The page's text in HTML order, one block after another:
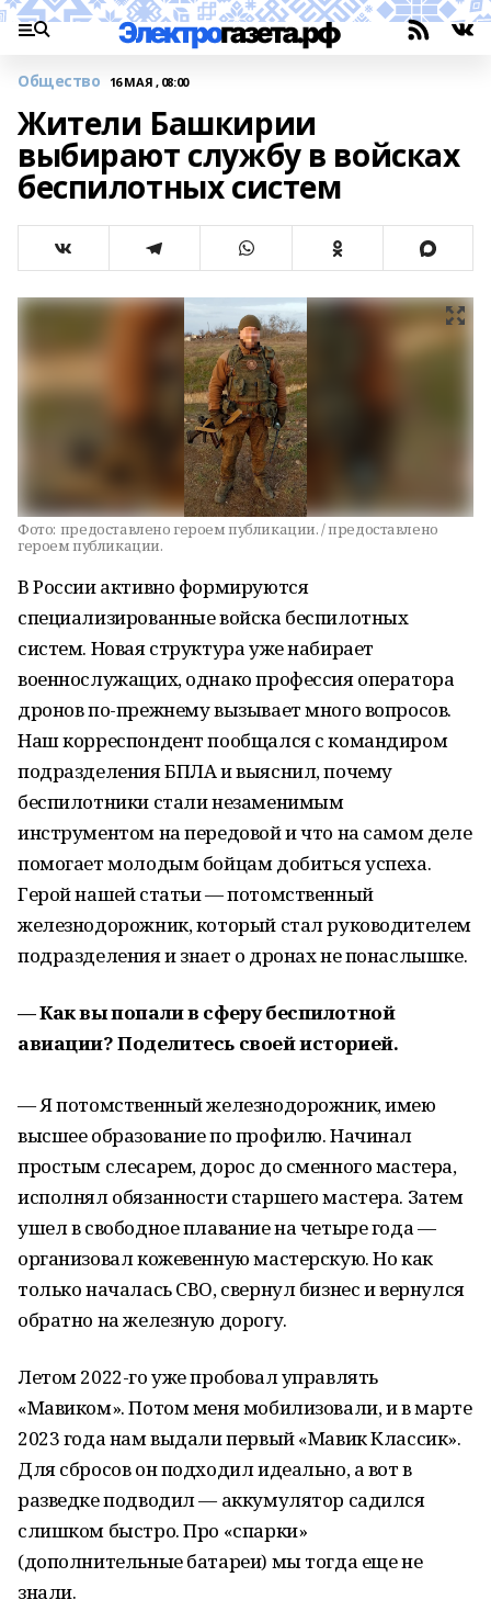
Общество 16 МАЯ , 08:00
Жители Башкирии
выбирают службу в войсках
беспилотных систем
Фото: предоставлено героем публикации. / предоставлено
героем публикации.
В России активно формируются
специализированные войска беспилотных
систем. Новая структура уже набирает
военнослужащих, однако профессия оператора
дронов по-прежнему вызывает много вопросов.
Наш корреспондент пообщался с командиром
подразделения БПЛА и выяснил, почему
беспилотники стали незаменимым
инструментом на передовой и что на самом деле
помогает молодым бойцам добиться успеха.
Герой нашей статьи — потомственный
железнодорожник, который стал руководителем
подразделения и знает о дронах не понаслышке.
— Как вы попали в сферу беспилотной
авиации? Поделитесь своей историей.
— Я потомственный железнодорожник, имею
высшее образование по профилю. Начинал
простым слесарем, дорос до сменного мастера,
исполнял обязанности старшего мастера. Затем
ушел в свободное плавание на четыре года —
организовал кожевенную мастерскую. Но как
только началась СВО, свернул бизнес и вернулся
обратно на железную дорогу.
Летом 2022-го уже пробовал управлять
«Мавиком». Потом меня мобилизовали, и в марте
2023 года нам выдали первый «Мавик Классик».
Для сбросов он подходил идеально, а вот в
разведке подводил — аккумулятор садился
слишком быстро. Про «спарки»
(дополнительные батареи) мы тогда еще не
знали.